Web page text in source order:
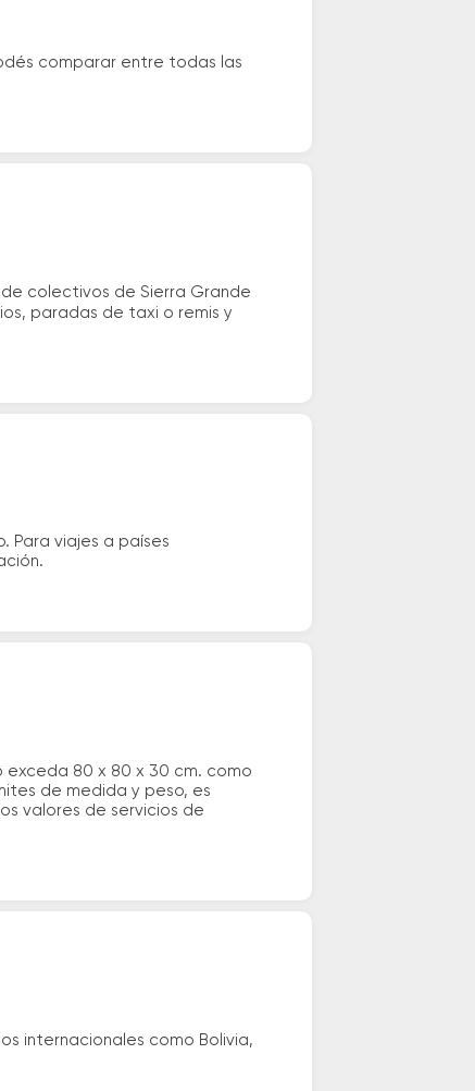
comparar entre todas las
de colectivos de Sierra Grande
paradas de taxi o remis y
Para viajes a países
exceda 80 x 80 x 30 cm. como
de medida y peso, es
valores de servicios de
internacionales como Bolivia,